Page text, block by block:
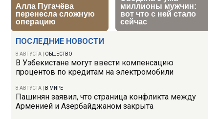
ПОСЛЕДНИЕ НОВОСТИ
8 АВГУСТА ОБЩЕСТВО
В Узбекистане могут ввести компенсацию
процентов по кредитам на электромобили
8 АВГУСТА В МИРЕ
Пашинян заявил, что страница конфликта между
Арменией и Азербайджаном закрыта